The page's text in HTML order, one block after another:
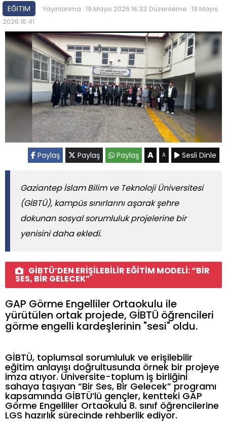
EĞITIM Yayınlanma : 19 Mayıs 2026 16:33 Düzenleme : 19 Mayıs
2026 16:41
Paylaş Paylaş Paylaş A A Sesli Dinle
Gaziantep İslam Bilim ve Teknoloji Üniversitesi
(GİBTÜ), kampüs sınırlarını aşarak şehre
dokunan sosyal sorumluluk projelerine bir
yenisini daha ekledi.
GİBTÜ’DEN ERİŞİLEBİLİR EĞİTİM MODELİ: “BİR
SES, BİR GELECEK”
GAP Görme Engelliler Ortaokulu ile
yürütülen ortak projede, GİBTÜ öğrencileri
görme engelli kardeşlerinin "sesi" oldu.
GİBTÜ, toplumsal sorumluluk ve erişilebilir
eğitim anlayışı doğrultusunda örnek bir projeye
imza atıyor. Üniversite-toplum iş birliğini
sahaya taşıyan “Bir Ses, Bir Gelecek” programı
kapsamında GİBTÜ’lü gençler, kentteki GAP
Görme Engelliler Ortaokulu 8. sınıf öğrencilerine
LGS hazırlık sürecinde rehberlik ediyor.